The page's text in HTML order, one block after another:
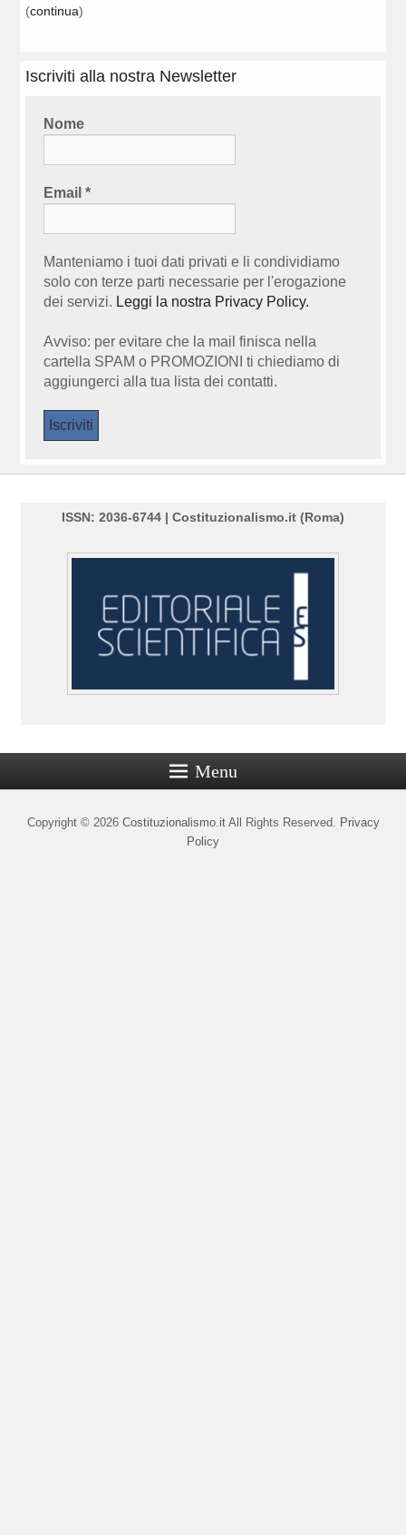
(continua)
Iscriviti alla nostra Newsletter
Nome
Email*
Manteniamo i tuoi dati privati e li condividiamo
solo con terze parti necessarie per l'erogazione
dei servizi. Leggi la nostra Privacy Policy.
Avviso: per evitare che la mail finisca nella
cartella SPAM o PROMOZIONI ti chiediamo di
aggiungerci alla tua lista dei contatti.
ISSN: 2036-6744 | Costituzionalismo.it (Roma)
Menu
Copyright © 2026 Costituzionalismo.itAll Rights Reserved. Privacy
Policy